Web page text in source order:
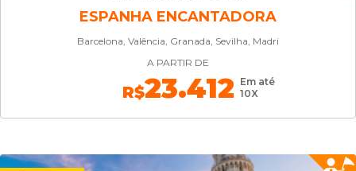
ESPANHA ENCANTADORA
Barcelona, ​​Valência, Granada, Sevilha, Madri
A PARTIR DE
R$23.412 Em até
10X